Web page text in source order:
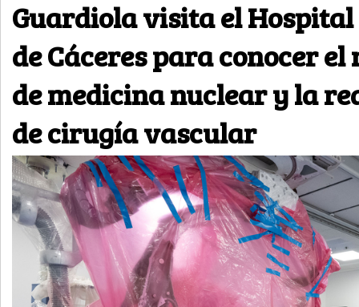
Guardiola visita el
de Cáceres para conocer
de medicina nuclear y la
de cirugía vascular